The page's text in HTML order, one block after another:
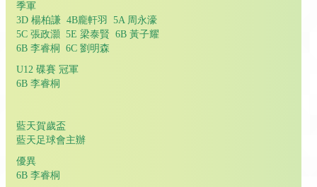
季軍
3D 楊柏謙 4B龐軒羽 5A 周永濠
5C 張政灝 5E 梁泰賢 6B 黃子耀
6B 李睿桐 6C 劉明森
U12 碟賽 冠軍
6B 李睿桐
藍天賀歲盃
藍天足球會主辦
優異
6B 李睿桐